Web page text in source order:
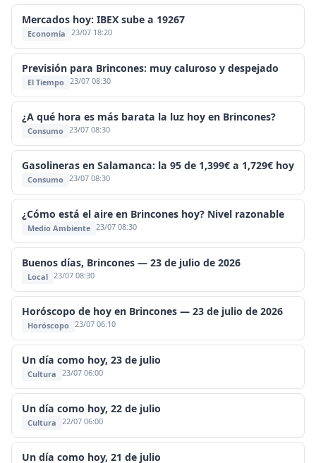
Mercados hoy: IBEX sube a 19267
Economía 23/07 18:20
Previsión para Brincones: muy caluroso y despejado
El Tiempo 23/07 08:30
¿A qué hora es más barata la luz hoy en Brincones?
Consumo 23/07 08:30
Gasolineras en Salamanca: la 95 de 1,399€ a 1,729€ hoy
Consumo 23/07 08:30
¿Cómo está el aire en Brincones hoy? Nivel razonable
Medio Ambiente 23/07 08:30
Buenos días, Brincones — 23 de julio de 2026
Local 23/07 08:30
Horóscopo de hoy en Brincones — 23 de julio de 2026
Horóscopo 23/07 06:10
Un día como hoy, 23 de julio
Cultura 23/07 06:00
Un día como hoy, 22 de julio
Cultura 22/07 06:00
Un día como hoy, 21 de julio